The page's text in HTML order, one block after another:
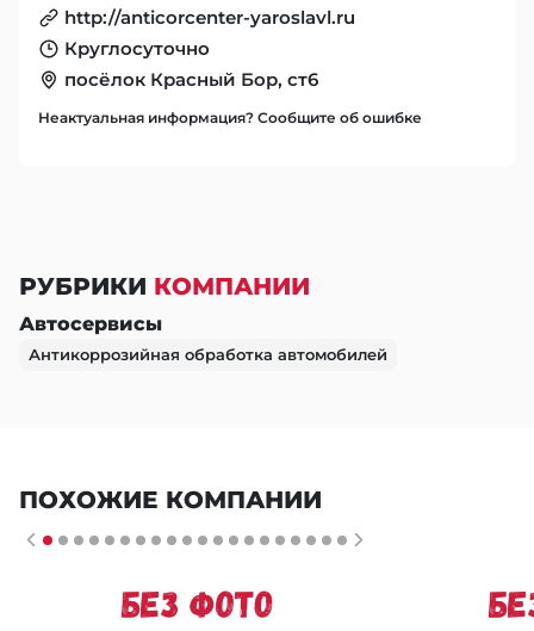
http://anticorcenter-yaroslavl.ru
Круглосуточно
посёлок Красный Бор, ст6
Неактуальная информация? Сообщите об ошибке
РУБРИКИ КОМПАНИИ
Автосервисы
Антикоррозийная обработка автомобилей
ПОХОЖИЕ КОМПАНИИ